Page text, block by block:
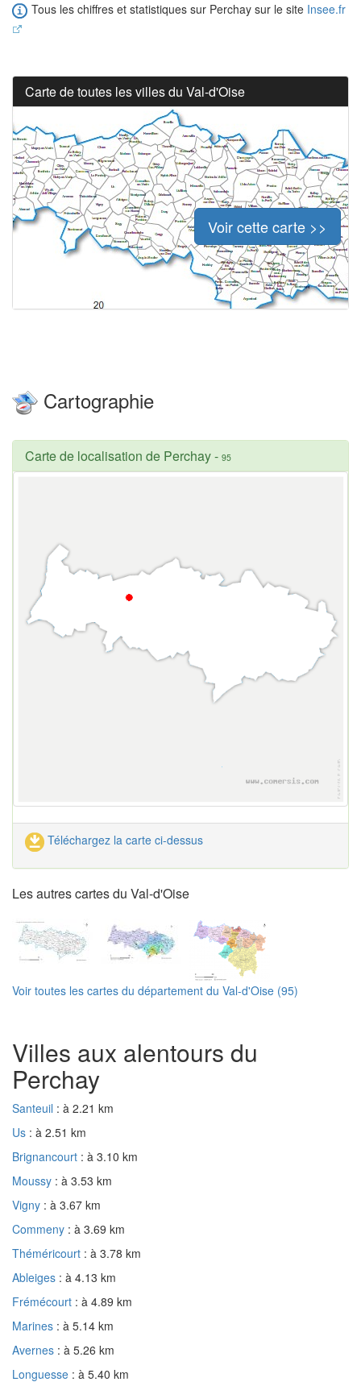
Tous les chiffres et statistiques sur Perchay sur le site Insee.fr
Carte de toutes les villes du Val-d'Oise
Voir cette carte >>
Cartographie
Carte de localisation de Perchay- 95
Téléchargez la carte ci-dessus
Les autres cartes du Val-d'Oise
Voir toutes les cartes du département du Val-d'Oise (95)
Villes aux alentours du
Perchay
Santeuil : à 2.21 km
Us : à 2.51 km
Brignancourt : à 3.10 km
Moussy : à 3.53 km
Vigny : à 3.67 km
Commeny : à 3.69 km
Théméricourt : à 3.78 km
Ableiges : à 4.13 km
Frémécourt : à 4.89 km
Marines : à 5.14 km
Avernes : à 5.26 km
Longuesse : à 5.40 km